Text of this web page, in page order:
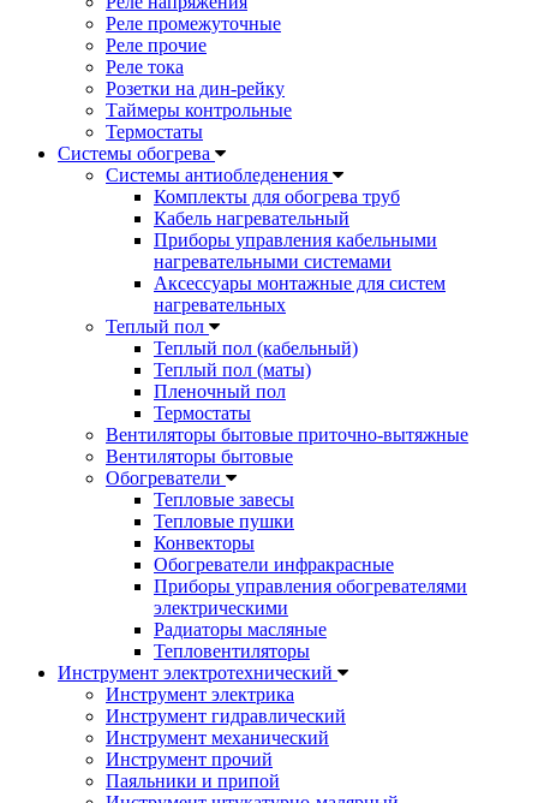
Реле промежуточные
Реле прочие
Реле тока
Розетки на дин-рейку
Таймеры контрольные
Термостаты
Системы обогрева
Системы антиобледенения
Комплекты для обогрева труб
Кабель нагревательный
Приборы управления кабельными
нагревательными системами
Аксессуары монтажные для систем
нагревательных
Теплый пол
Теплый пол (кабельный)
Теплый пол (маты)
Пленочный пол
Термостаты
Вентиляторы бытовые приточно-вытяжные
Вентиляторы бытовые
Обогреватели
Тепловые завесы
Тепловые пушки
Конвекторы
Обогреватели инфракрасные
Приборы управления обогревателями
электрическими
Радиаторы масляные
Тепловентиляторы
Инструмент электротехнический
Инструмент электрика
Инструмент гидравлический
Инструмент механический
Инструмент прочий
Паяльники и припой